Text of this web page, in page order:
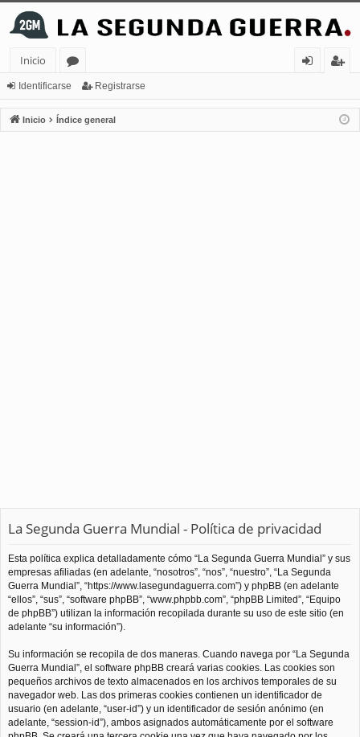
Inicio
or
os
nt
ifi
ist
ra
Identificarse Registrarse
Inicio Índice general
La Segunda Guerra Mundial - Política de privacidad
Esta política explica detalladamente cómo “La Segunda Guerra Mundial” y sus
empresas afiliadas (en adelante, “nosotros”, “nos”, “nuestro”, “La Segunda
Guerra Mundial”, “https://www.lasegundaguerra.com”) y phpBB (en adelante
“ellos”, “sus”, “software phpBB”, “www.phpbb.com”, “phpBB Limited”, “Equipo
de phpBB”) utilizan la información recopilada durante su uso de este sitio (en
adelante “su información”).
Su información se recopila de dos maneras. Cuando navega por “La Segunda
Guerra Mundial”, el software phpBB creará varias cookies. Las cookies son
pequeños archivos de texto almacenados en los archivos temporales de su
navegador web. Las dos primeras cookies contienen un identificador de
usuario (en adelante, “user-id”) y un identificador de sesión anónimo (en
adelante, “session-id”), ambos asignados automáticamente por el software